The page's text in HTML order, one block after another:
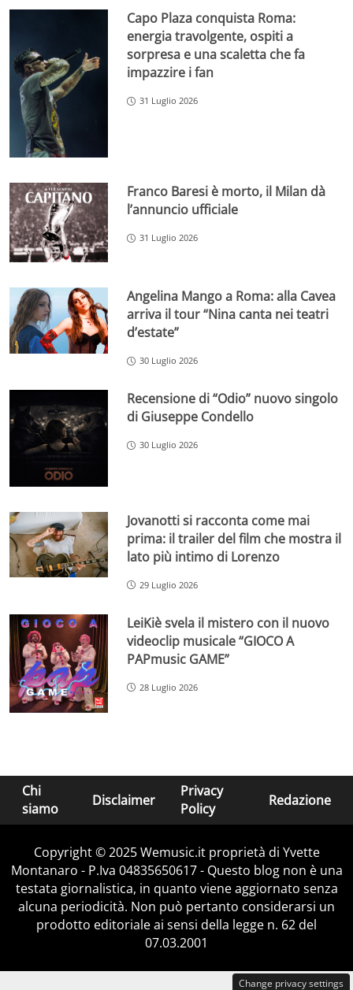
Capo Plaza conquista Roma:
energia travolgente, ospiti a
sorpresa e una scaletta che fa
impazzire i fan
31 Luglio 2026
Franco Baresi è morto, il Milan dà
l’annuncio ufficiale
31 Luglio 2026
Angelina Mango a Roma: alla Cavea
arriva il tour “Nina canta nei teatri
d’estate”
30 Luglio 2026
Recensione di “Odio” nuovo singolo
di Giuseppe Condello
30 Luglio 2026
Jovanotti si racconta come mai
prima: il trailer del film che mostra il
lato più intimo di Lorenzo
29 Luglio 2026
LeiKiè svela il mistero con il nuovo
videoclip musicale “GIOCO A
PAPmusic GAME”
28 Luglio 2026
Chi
siamo
Disclaimer
Privacy
Policy
Redazione
Copyright © 2025 Wemusic.it proprietà di Yvette
Montanaro - P.Iva 04835650617 - Questo blog non è una
testata giornalistica, in quanto viene aggiornato senza
alcuna periodicità. Non può pertanto considerarsi un
prodotto editoriale ai sensi della legge n. 62 del
07.03.2001
Change privacy settings